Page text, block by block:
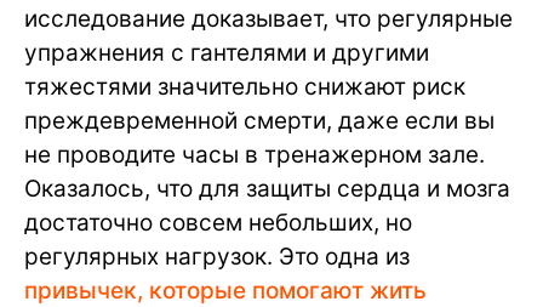
исследование доказывает, что регулярные
упражнения с гантелями и другими
тяжестями значительно снижают риск
преждевременной смерти, даже если вы
не проводите часы в тренажерном зале.
Оказалось, что для защиты сердца и мозга
достаточно совсем небольших, но
регулярных нагрузок. Это одна из
привычек, которые помогают жить